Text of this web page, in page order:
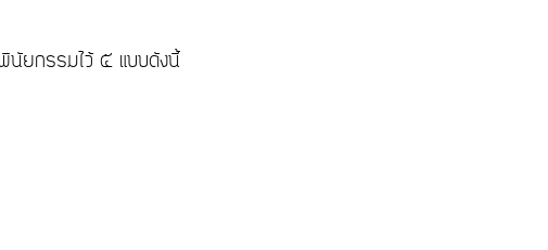
นัยกรรมไว้ ๕ แบบดังนี้